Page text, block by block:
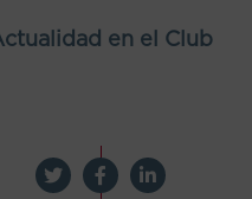
en el Club